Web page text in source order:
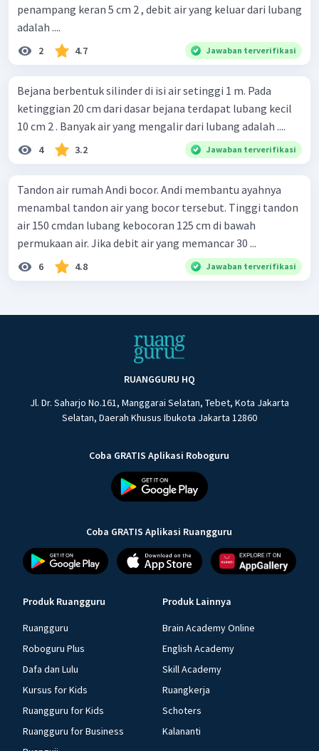
penampang keran 5 cm 2 , debit air yang keluar dari lubang
adalah ....
2 4.7 Jawaban terverifikasi
Bejana berbentuk silinder di isi air setinggi 1 m. Pada
ketinggian 20 cm dari dasar bejana terdapat lubang kecil
10 cm 2 . Banyak air yang mengalir dari lubang adalah ....
4 3.2 Jawaban terverifikasi
Tandon air rumah Andi bocor. Andi membantu ayahnya
menambal tandon air yang bocor tersebut. Tinggi tandon
air 150 cmdan lubang kebocoran 125 cm di bawah
permukaan air. Jika debit air yang memancar 30 ...
6 4.8 Jawaban terverifikasi
RUANGGURU HQ
Jl. Dr. Saharjo No.161, Manggarai Selatan, Tebet, Kota Jakarta
Selatan, Daerah Khusus Ibukota Jakarta 12860
Coba GRATIS Aplikasi Roboguru
Coba GRATIS Aplikasi Ruangguru
Produk Ruangguru
Ruangguru
Roboguru Plus
Dafa dan Lulu
Kursus for Kids
Ruangguru for Kids
Ruangguru for Business
Produk Lainnya
Brain Academy Online
English Academy
Skill Academy
Ruangkerja
Schoters
Kalananti